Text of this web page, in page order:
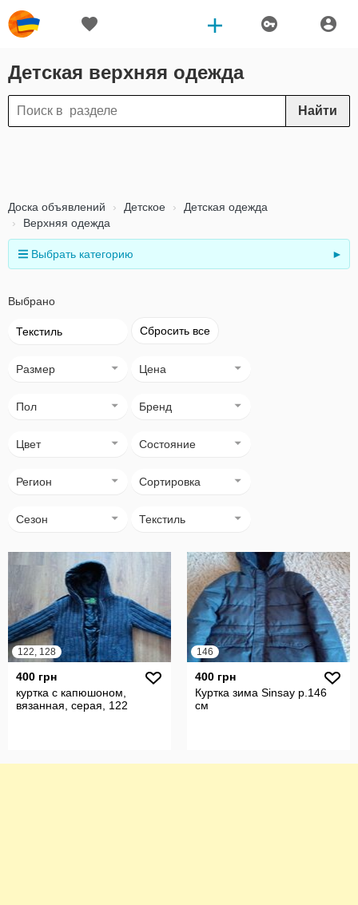
Детская верхняя одежда
Найти
Доска объявлений Детское
Детская одежда
Верхняя одежда
Выбрать категорию ►
Выбрано
Текстиль Сбросить все
Размер Цена
Пол Бренд
Цвет Состояние
Регион Сортировка
Сезон Текстиль
122, 128
400 грн
куртка с капюшоном,
вязанная, серая, 122
146
400 грн
Куртка зима Sinsay р.146
см